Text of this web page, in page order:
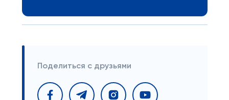
Поделиться с друзьями